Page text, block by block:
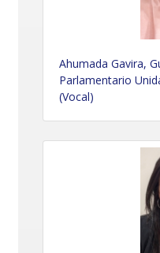
Ahumada Gavira,
Parlamentario
(Vocal)